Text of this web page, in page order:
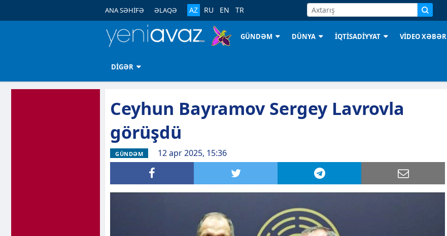
ANA SƏHİFƏ ƏLAQƏ AZ RU EN TR
GÜNDƏM DÜNYA İQTİSADİYYAT VİDEO XƏBƏR
DİGƏR
Ceyhun Bayramov Sergey Lavrovla
görüşdü
GÜNDƏM 12 apr 2025, 15:36